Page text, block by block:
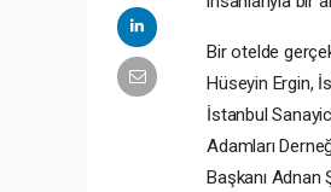
Bir otelde
Hüseyin Ergin,
İstanbul
Adamları
Başkanı Adnan